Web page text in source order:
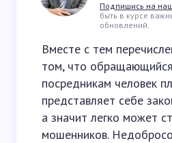
Подпишись на
быть в курсе
обновлений.
Вместе с тем
том, что
посредникам человек
представляет себе
а значит легко может
мошенников.